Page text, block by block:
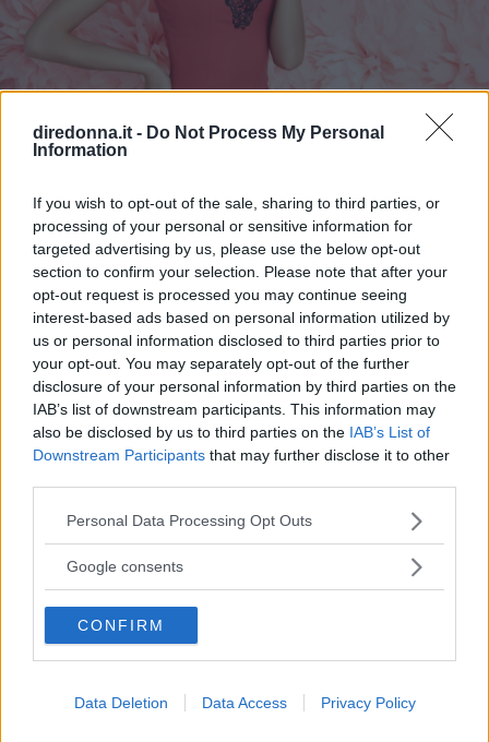
diredonna.it - Do Not Process My Personal
Information
If you wish to opt-out of the sale, sharing to third parties, or
processing of your personal or sensitive information for
targeted advertising by us, please use the below opt-out
section to confirm your selection. Please note that after your
opt-out request is processed you may continue seeing
interest-based ads based on personal information utilized by
us or personal information disclosed to third parties prior to
your opt-out. You may separately opt-out of the further
disclosure of your personal information by third parties on the
IAB’s list of downstream participants. This information may
also be disclosed by us to third parties on the IAB’s List of
Downstream Participants that may further disclose it to other
Please note that this website/app uses one or more Google
not limited to your visit or usage behaviour. You may click to
use your data for below specified purposes in below Google
consent section.
Personal Data Processing Opt Outs
Google consents
CONFIRM
Data Deletion Data Access Privacy Policy
Tubini da cerimonia: 10 outfit
per ogni occasione
Tubini da cerimonia: ecco 10 occasioni per utilizzare
questo indumento per più di ogni altro mette in evidenza la
bellezza femminile.